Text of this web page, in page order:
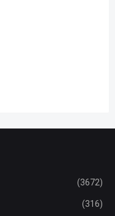
(3672)
(316)